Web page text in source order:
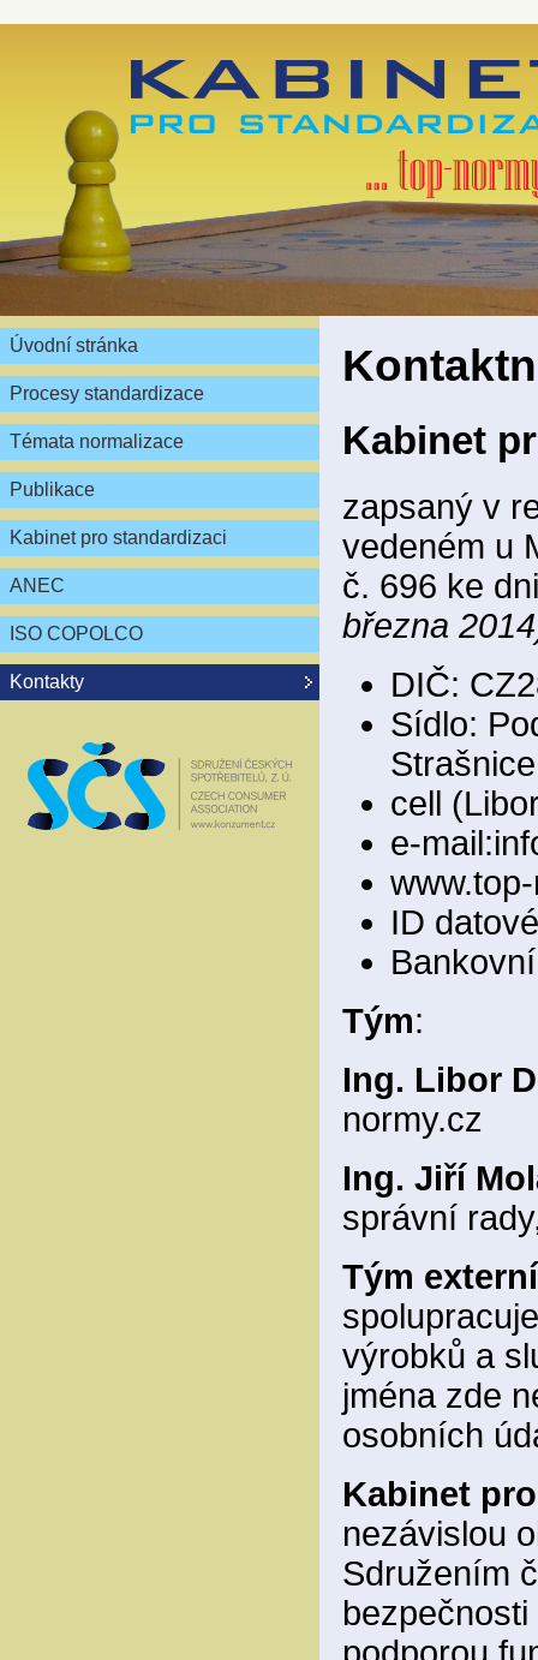
Úvodní stránka
Procesy standardizace
Témata normalizace
Publikace
Kabinet pro standardizaci
ANEC
ISO COPOLCO
Kontakty
Kabinet
zapsaný v
vedeném u
č. 696 ke
března
DIČ:
Sídlo:
Strašnice
cell
e-
ID
Tým:
Ing. Libor
normy.cz
Ing. Jiří
správní
Tým
výrobků a
jména zde
osobních
Kabinet
nezávislou
Sdružením